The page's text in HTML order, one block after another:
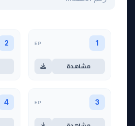
1
EP
مشاهدة
2
3
EP
4